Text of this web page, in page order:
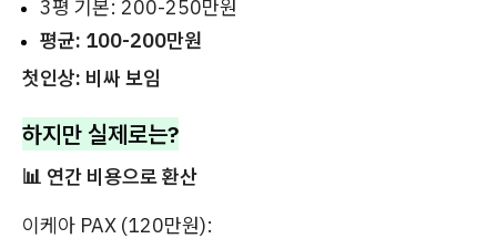
3평 기본: 200-250만원
평균: 100-200만원
첫인상: 비싸 보임
하지만 실제로는?
📊 연간 비용으로 환산
이케아 PAX (120만원):